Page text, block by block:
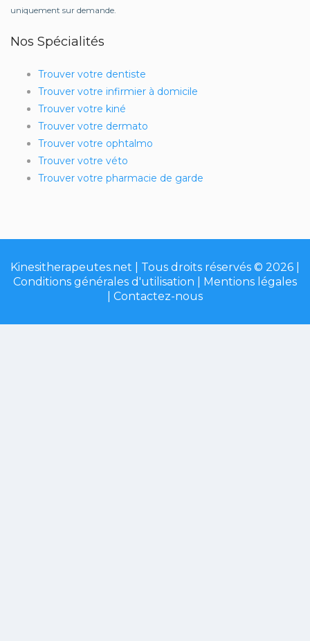
uniquement sur demande.
Nos Spécialités
Trouver votre dentiste
Trouver votre infirmier à domicile
Trouver votre kiné
Trouver votre dermato
Trouver votre ophtalmo
Trouver votre véto
Trouver votre pharmacie de garde
Kinesitherapeutes.net | Tous droits réservés © 2026 |
Conditions générales d'utilisation
Mentions légales
Contactez-nous